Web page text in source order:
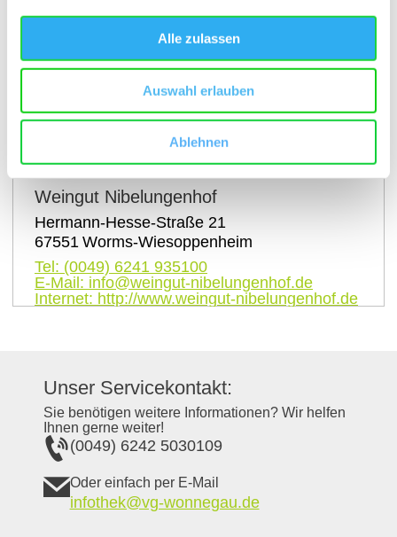
Alle zulassen
Auswahl erlauben
Ablehnen
auf Karte anzeigen
Kontaktinformationen:
Weingut Nibelungenhof
Hermann-Hesse-Straße 21
67551 Worms-Wiesoppenheim
Tel: (0049) 6241 935100
E-Mail: info@weingut-nibelungenhof.de
Internet: http://www.weingut-nibelungenhof.de
Unser Servicekontakt:
Sie benötigen weitere Informationen? Wir helfen
Ihnen gerne weiter!
(0049) 6242 5030109
Oder einfach per E-Mail
infothek@vg-wonnegau.de